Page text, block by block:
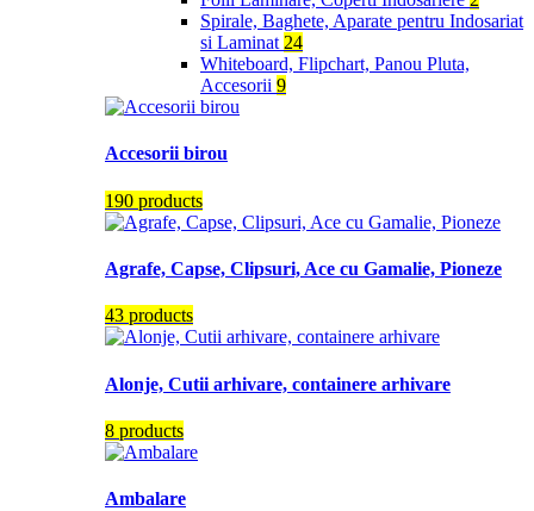
Spirale, Baghete, Aparate pentru Indosariat
si Laminat 24
Whiteboard, Flipchart, Panou Pluta,
Accesorii 9
Accesorii birou
190 products
Agrafe, Capse, Clipsuri, Ace cu Gamalie, Pioneze
43 products
Alonje, Cutii arhivare, containere arhivare
8 products
Ambalare